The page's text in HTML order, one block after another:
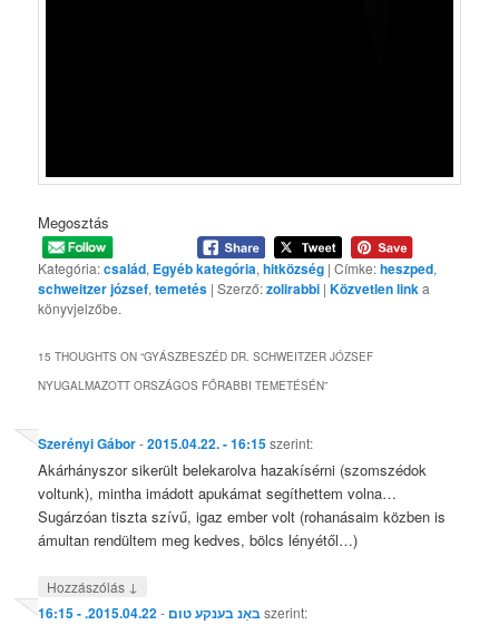
Megosztás
Kategória:család, Egyéb kategória,hitközség | Címke:heszped,
schweitzer józsef,temetés | Szerző:zolirabbi |Közvetlen linka
könyvjelzőbe.
15 THOUGHTS ON “GYÁSZBESZÉD DR. SCHWEITZER JÓZSEF
NYUGALMAZOTT ORSZÁGOS FŐRABBI TEMETÉSÉN”
Szerényi Gábor-2015.04.22. - 16:15szerint:
Akárhányszor sikerült belekarolva hazakísérni (szomszédok
voltunk), mintha imádott apukámat segíthettem volna…
Sugárzóan tiszta szívű, igaz ember volt (rohanásaim közben is
ámultan rendültem meg kedves, bölcs lényétől…)
Hozzászólás ↓
באַנ בענקע טום -
2015.04.22. - 16:15 szerint: